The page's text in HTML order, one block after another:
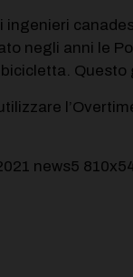
negli anni le